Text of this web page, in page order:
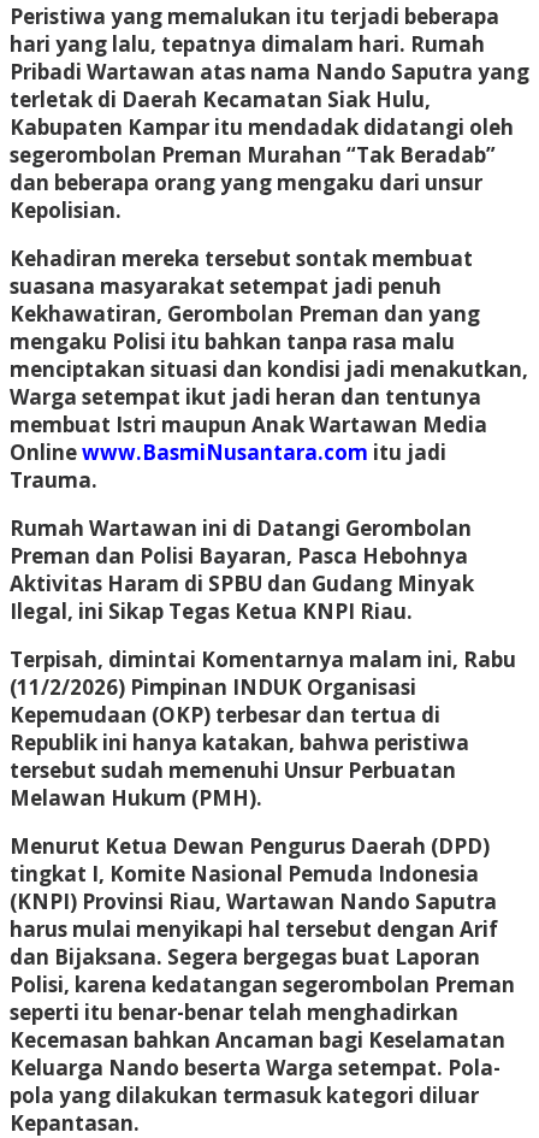
Peristiwa yang memalukan itu terjadi beberapa
hari yang lalu, tepatnya dimalam hari. Rumah
Pribadi Wartawan atas nama Nando Saputra yang
terletak di Daerah Kecamatan Siak Hulu,
Kabupaten Kampar itu mendadak didatangi oleh
segerombolan Preman Murahan “Tak Beradab”
dan beberapa orang yang mengaku dari unsur
Kepolisian.
Kehadiran mereka tersebut sontak membuat
suasana masyarakat setempat jadi penuh
Kekhawatiran, Gerombolan Preman dan yang
mengaku Polisi itu bahkan tanpa rasa malu
menciptakan situasi dan kondisi jadi menakutkan,
Warga setempat ikut jadi heran dan tentunya
membuat Istri maupun Anak Wartawan Media
Onlinewww.BasmiNusantara.com itu jadi
Trauma.
Rumah Wartawan ini di Datangi Gerombolan
Preman dan Polisi Bayaran, Pasca Hebohnya
Aktivitas Haram di SPBU dan Gudang Minyak
Ilegal, ini Sikap Tegas Ketua KNPI Riau.
Terpisah, dimintai Komentarnya malam ini, Rabu
(11/2/2026) Pimpinan INDUK Organisasi
Kepemudaan (OKP) terbesar dan tertua di
Republik ini hanya katakan, bahwa peristiwa
tersebut sudah memenuhi Unsur Perbuatan
Melawan Hukum (PMH).
Menurut Ketua Dewan Pengurus Daerah (DPD)
tingkat I, Komite Nasional Pemuda Indonesia
(KNPI) Provinsi Riau, Wartawan Nando Saputra
harus mulai menyikapi hal tersebut dengan Arif
dan Bijaksana. Segera bergegas buat Laporan
Polisi, karena kedatangan segerombolan Preman
seperti itu benar-benar telah menghadirkan
Kecemasan bahkan Ancaman bagi Keselamatan
Keluarga Nando beserta Warga setempat. Pola-
pola yang dilakukan termasuk kategori diluar
Kepantasan.